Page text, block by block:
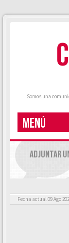
Somos una
MENÚ
ADJUNTAR
Fecha actual 09 Ago